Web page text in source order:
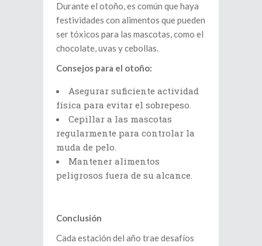
Durante el otoño, es común que haya
festividades con alimentos que pueden
ser tóxicos para las mascotas, como el
chocolate, uvas y cebollas.
Consejos para el otoño:
Asegurar suficiente actividad
física para evitar el sobrepeso.
Cepillar a las mascotas
regularmente para controlar la
muda de pelo.
Mantener alimentos
peligrosos fuera de su alcance.
Conclusión
Cada estación del año trae desafíos